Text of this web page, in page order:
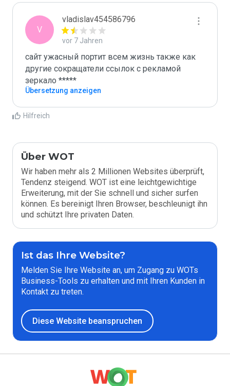
V
vladislav454586796
vor 7 Jahren
сайт ужасный портит всем жизнь также как
другие сокращатели ссылок с рекламой
зеркало *****
Übersetzung anzeigen
Hilfreich
Über WOT
Wir haben mehr als 2 Millionen Websites überprüft,
Tendenz steigend. WOT ist eine leichtgewichtige
Erweiterung, mit der Sie schnell und sicher surfen
können. Es bereinigt Ihren Browser, beschleunigt ihn
und schützt Ihre privaten Daten.
Ist das Ihre Website?
Melden Sie Ihre Website an, um Zugang zu WOTs
Business-Tools zu erhalten und mit Ihren Kunden in
Kontakt zu treten.
Diese Website beanspruchen